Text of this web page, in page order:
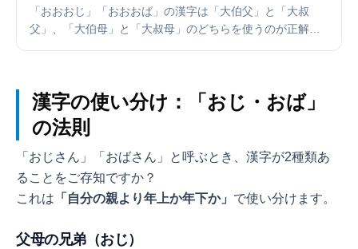
「おおおじ」「おおおば」の漢字は「大伯父」と「大叔
父」、「大伯母」と「大叔母」のどちらを使うのが正解？
漢字の使い分け：「おじ・おば」
の法則
「おじさん」「おばさん」と呼ぶとき、漢字が2種類あ
ることをご存知ですか？
これは 「自分の親より年上か年下か」 で使い分けます。
父母の兄弟（おじ）